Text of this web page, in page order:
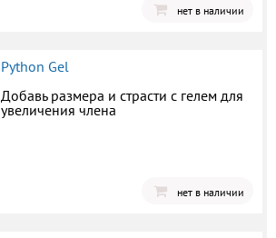
нет в наличии
Python Gel
Добавь размера и страсти с гелем для
увеличения члена
нет в наличии